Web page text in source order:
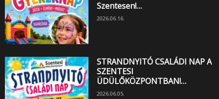
Szentesen!…
2026.06.16.
STRANDNYITÓ CSALÁDI NAP A
SZENTESI
ÜDÜLŐKÖZPONTBAN!…
2026.06.05.